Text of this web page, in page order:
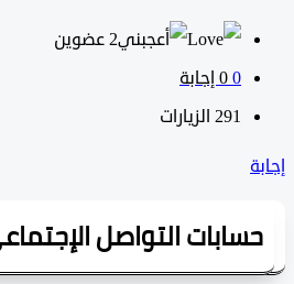
‫2 عضوين
291
الزيارات
التواصل الإجتماعي